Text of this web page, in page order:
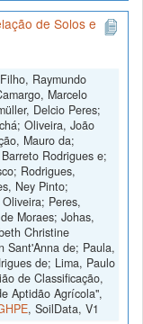
de Solos e
Raymundo
Marcelo
Delcio Peres;
Oliveira, João
Mauro da;
Rodrigues e;
Rodrigues,
Ney Pinto;
Peres,
Moraes; Johas,
Christine
Sant'Anna de; Paula,
de; Lima, Paulo
de Classificação,
Aptidão Agrícola",
, SoilData, V1